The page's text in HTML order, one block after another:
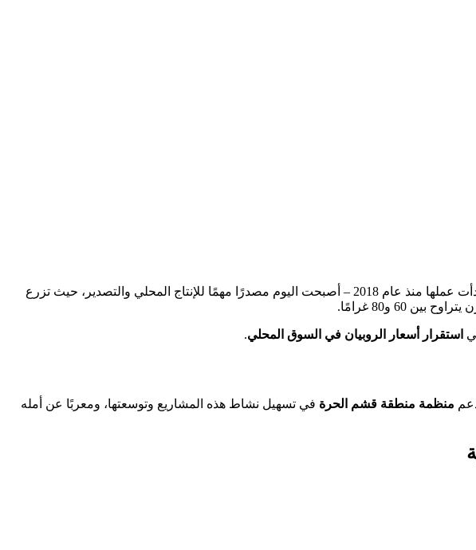
للإنتاج المحلي والتصدير، حيث تزرع
بين 60 و80 غرامًا.
استقرار أسعار الروبيان في السوق المحلي.
منظمة منطقة قشم الحرة في تسهيل نشاط هذه المشاريع وتوسعتها، ومعربًا عن أمله